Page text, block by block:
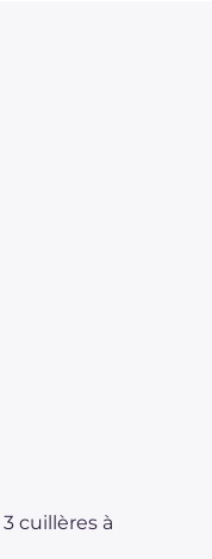
3 cuillères à